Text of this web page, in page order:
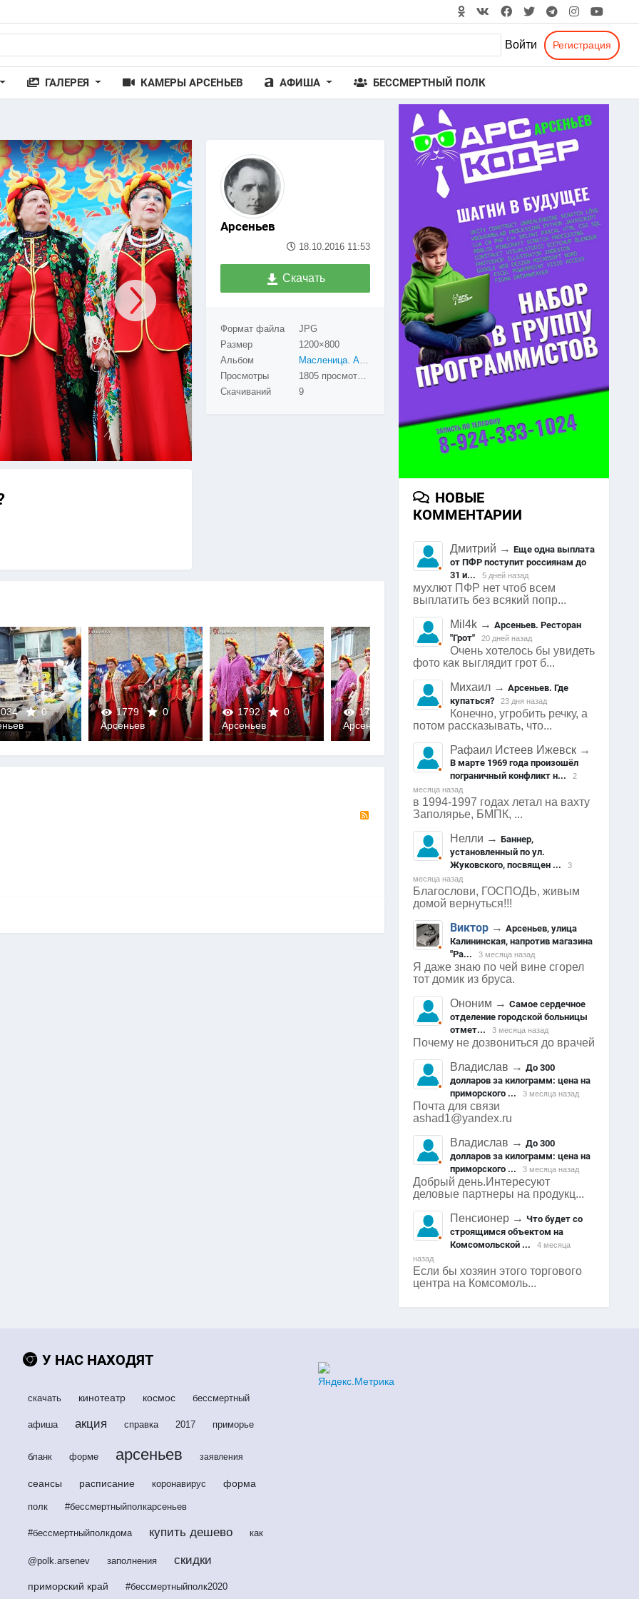
Войти Регистрация
ГАЛЕРЕЯ КАМЕРЫ АРСЕНЬЕВ АФИША БЕССМЕРТНЫЙ ПОЛК
Арсеньев
18.10.2016 11:53
Скачать
Формат файла
JPG
Размер
1200×800
Альбом
Масленица. Арсеньев. 2015
Просмотры
1805 просмотров
Скачиваний
9
0
1779
0
0
Арсеньев
1792
0
0
Арсеньев
1797
0
Арсеньев
1849
0
0
Арсеньев
НОВЫЕ
КОММЕНТАРИИ
Дмитрий →Еще одна выплата
от ПФР поступит россиянам до
31 и...
5 дней назад
мухлют ПФР нет чтоб всем
выплатить без всякий попр...
Mil4k →Арсеньев. Ресторан
"Грот"
20 дней назад
Очень хотелось бы увидеть
фото как выглядит грот б...
Михаил →Арсеньев. Где
купаться?
23 дня назад
Конечно, угробить речку, а
потом рассказывать, что...
Рафаил Истеев Ижевск →
В марте 1969 года произошёл
пограничный конфликт н...
2
месяца назад
в 1994-1997 годах летал на вахту
Заполярье, БМПК, ...
Нелли →Баннер,
установленный по ул.
Жуковского, посвящен ...
3
месяца назад
Благослови, ГОСПОДЬ, живым
домой вернуться!!!
Виктор →Арсеньев, улица
Калининская, напротив магазина
"Ра...
3 месяца назад
Я даже знаю по чей вине сгорел
тот домик из бруса.
Ононим →Самое сердечное
отделение городской больницы
отмет...
3 месяца назад
Почему не дозвониться до врачей
Владислав →До 300
долларов за килограмм: цена на
приморского ...
3 месяца назад
Почта для связи
ashad1@yandex.ru
Владислав →До 300
долларов за килограмм: цена на
приморского ...
3 месяца назад
Добрый день.Интересуют
деловые партнеры на продукц...
Пенсионер →Что будет со
строящимся объектом на
Комсомольской ...
4 месяца
назад
Если бы хозяин этого торгового
центра на Комсомоль...
У НАС НАХОДЯТ
скачать кинотеатр космос бессмертный
афиша акция справка 2017 приморье
бланк форме арсеньев заявления
сеансы расписание коронавирус форма
полк #бессмертныйполкарсеньев
#бессмертныйполкдома купить дешево как
@polk.arsenev заполнения скидки
приморский край #бессмертныйполк2020